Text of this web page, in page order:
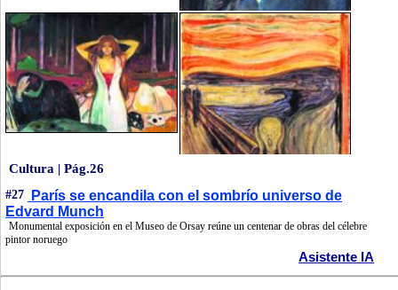
Cultura | Pág.26
#27
París se encandila con el sombrío universo de
Edvard Munch
Monumental exposición en el Museo de Orsay reúne un centenar de obras del célebre
pintor noruego
Asistente IA